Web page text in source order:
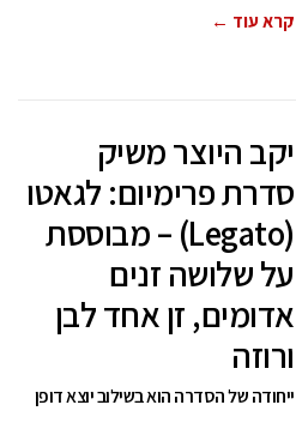
קרא עוד ←
יקב היוצר משיק
סדרת פרימיום: לגאטו
(Legato) – מבוססת
על שלושה זנים
אדומים, זן אחד לבן
ורוזה
ייחודה של הסדרה הוא בשילוב יוצא דופן